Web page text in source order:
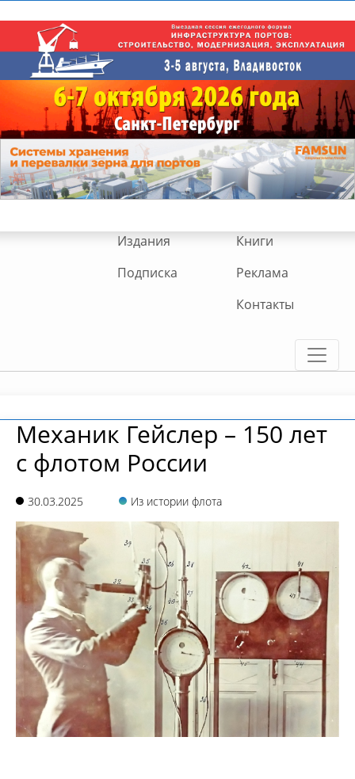
Издания
Книги
Подписка
Реклама
Контакты
Механик Гейслер – 150 лет
с флотом России
30.03.2025 Из истории флота